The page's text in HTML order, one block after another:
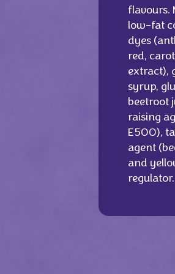
flavours.
low-fat
dyes
red,
extract),
syrup,
beetroot
raising
E500),
agent
and